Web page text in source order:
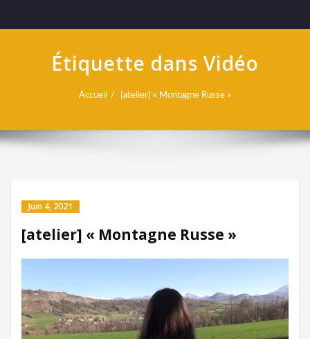
Étiquette dans Vidéo
Accueil [atelier] « Montagne Russe »
Juin 4, 2021
[atelier] « Montagne Russe »